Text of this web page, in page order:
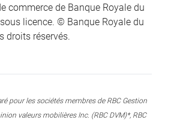
commerce de Banque Royale du
licence. © Banque Royale du
droits réservés.
pour les sociétés membres de RBC Gestion
valeurs mobilières Inc. (RBC DVM)*, RBC